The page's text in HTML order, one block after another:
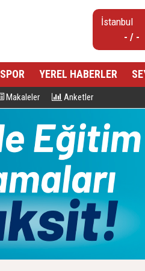
- / -
SPOR YEREL HABERLER
Makaleler Anketler